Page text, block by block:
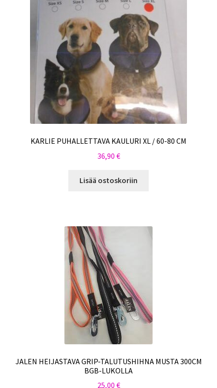
KARLIE PUHALLETTAVA KAULURI XL / 60-80 CM
36,90 €
Lisää ostoskoriin
JALEN HEIJASTAVA GRIP-TALUTUSHIHNA MUSTA 300CM
BGB-LUKOLLA
25,00 €